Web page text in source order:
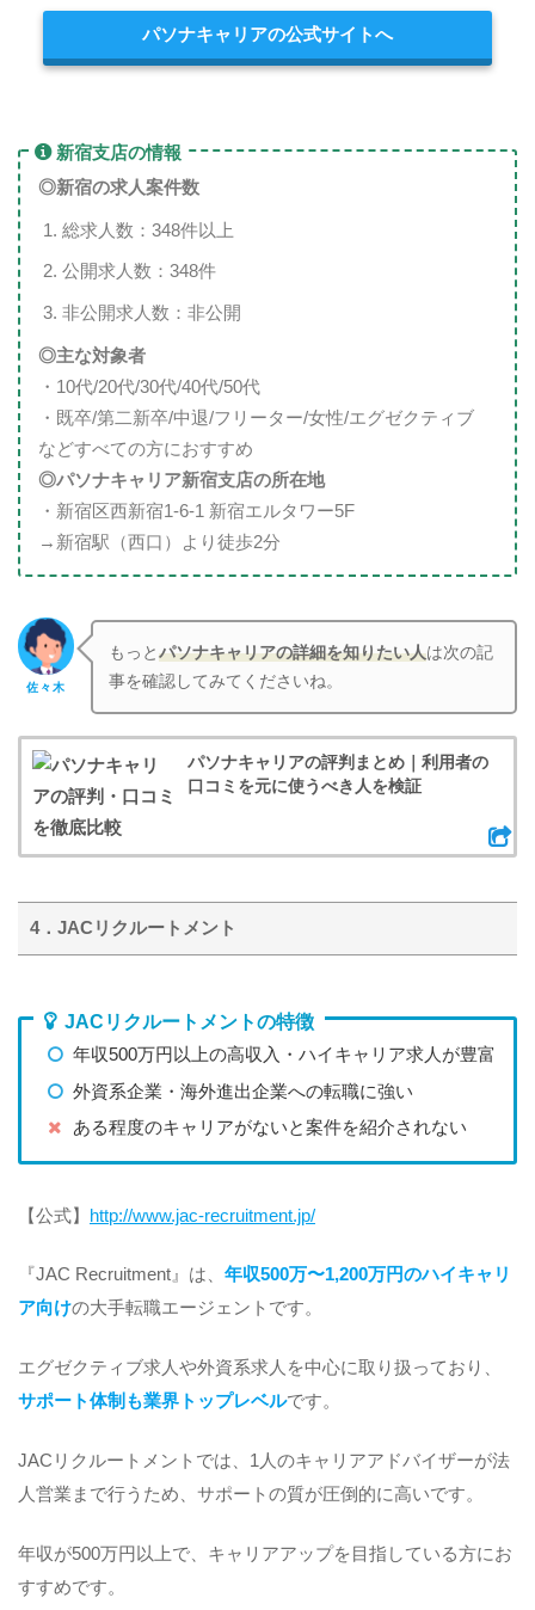
パソナキャリアの公式サイトへ
新宿支店の情報
◎新宿の求人案件数
総求人数：348件以上
公開求人数：348件
非公開求人数：非公開
◎主な対象者
・10代/20代/30代/40代/50代
・既卒/第二新卒/中退/フリーター/女性/エグゼクティブ
などすべての方におすすめ
◎パソナキャリア新宿支店の所在地
・新宿区西新宿1-6-1 新宿エルタワー5F
→新宿駅（西口）より徒歩2分
佐々木
もっとパソナキャリアの詳細を知りたい人は次の記
事を確認してみてくださいね。
パソナキャリアの評判まとめ｜利用者の
口コミを元に使うべき人を検証
4．JACリクルートメント
JACリクルートメントの特徴
年収500万円以上の高収入・ハイキャリア求人が豊富
外資系企業・海外進出企業への転職に強い
ある程度のキャリアがないと案件を紹介されない
【公式】 http://www.jac-recruitment.jp/
『JAC Recruitment』は、 年収500万〜1,200万円のハイキャリ
ア向けの大手転職エージェントです。
エグゼクティブ求人や外資系求人を中心に取り扱っており、
サポート体制も業界トップレベルです。
JACリクルートメントでは、1人のキャリアアドバイザーが法
人営業まで行うため、サポートの質が圧倒的に高いです。
年収が500万円以上で、キャリアアップを目指している方にお
すすめです。